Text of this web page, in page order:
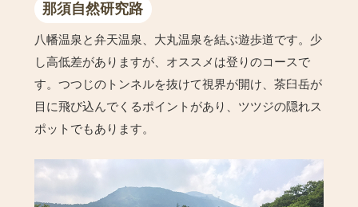
那須自然研究路
八幡温泉と弁天温泉、大丸温泉を結ぶ遊歩道です。少
し高低差がありますが、オススメは登りのコースで
す。つつじのトンネルを抜けて視界が開け、茶臼岳が
目に飛び込んでくるポイントがあり、ツツジの隠れス
ポットでもあります。